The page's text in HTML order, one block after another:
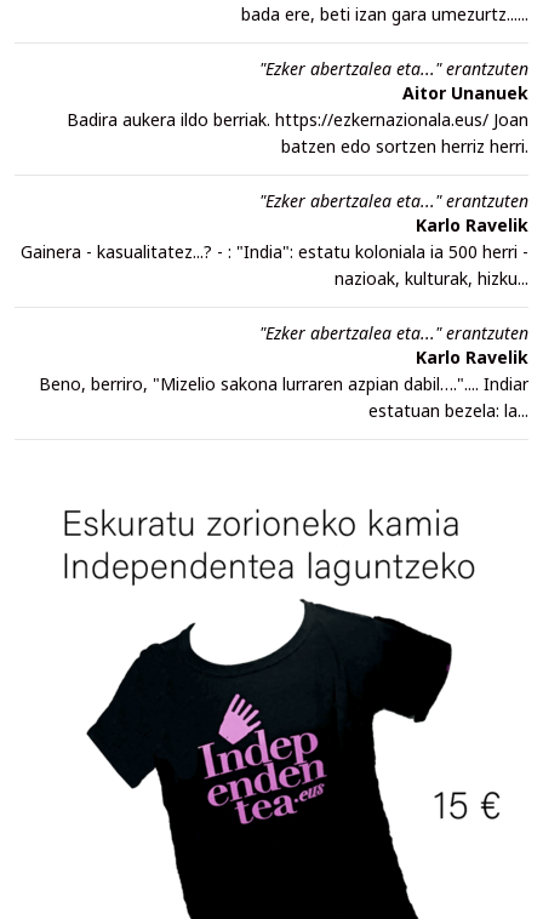
bada ere, beti izan gara umezurtz......
"Ezker abertzalea eta..." erantzuten
Aitor Unanuek
Badira aukera ildo berriak. https://ezkernazionala.eus/ Joan
batzen edo sortzen herriz herri.
"Ezker abertzalea eta..." erantzuten
Karlo Ravelik
Gainera - kasualitatez...? - : "India": estatu koloniala ia 500 herri -
nazioak, kulturak, hizku...
"Ezker abertzalea eta..." erantzuten
Karlo Ravelik
Beno, berriro, "Mizelio sakona lurraren azpian dabil….".... Indiar
estatuan bezela: la...